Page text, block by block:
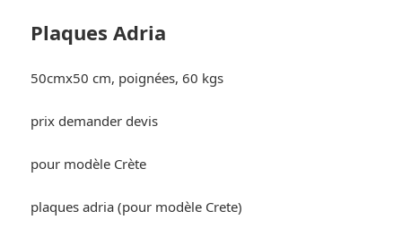
Plaques Adria
50cmx50 cm, poignées, 60 kgs
prix demander devis
pour modèle Crète
plaques adria (pour modèle Crete)